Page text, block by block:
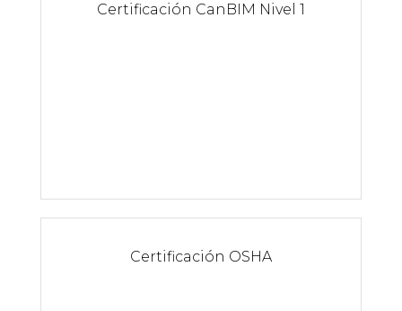
Certificación CanBIM Nivel 1
Certificación OSHA